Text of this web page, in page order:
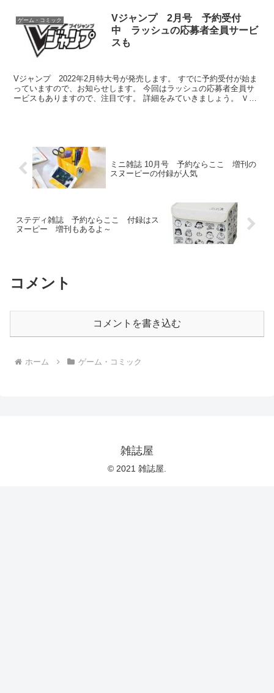
ゲーム・コミック
Vジャンプ 2月号 予約受付
中 ラッシュの応募者全員サービ
スも
Vジャンプ 2022年2月特大号が発売します。 すでに予約受付が始ま
っていますので、お知らせします。 今回はラッシュの応募者全員サ
ービスもありますので、注目です。 詳細をみていきましょう。 Ｖ
ミニ雑誌 10月号 予約ならここ 増刊の
スヌーピーの付録が人気
ステディ雑誌 予約ならここ 付録はス
ヌーピー 増刊もあるよ～
コメント
コメントを書き込む
ホーム ゲーム・コミック
雑誌屋
© 2021 雑誌屋.